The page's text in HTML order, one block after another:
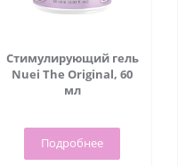
Стимулирующий гель
Nuei The Original, 60
мл
Подробнее